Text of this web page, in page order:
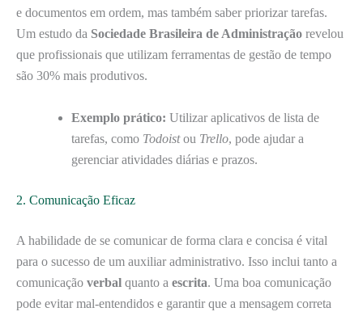
e documentos em ordem, mas também saber priorizar tarefas.
Um estudo da Sociedade Brasileira de Administração revelou
que profissionais que utilizam ferramentas de gestão de tempo
são 30% mais produtivos.
Exemplo prático: Utilizar aplicativos de lista de
tarefas, como Todoistou Trello, pode ajudar a
gerenciar atividades diárias e prazos.
2. Comunicação Eficaz
A habilidade de se comunicar de forma clara e concisa é vital
para o sucesso de um auxiliar administrativo. Isso inclui tanto a
comunicação verbal quanto a escrita. Uma boa comunicação
pode evitar mal-entendidos e garantir que a mensagem correta